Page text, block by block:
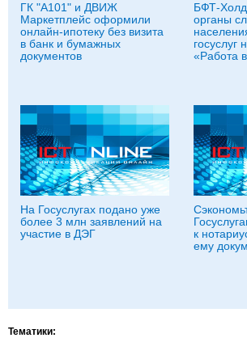
ГК "А101" и ДВИЖ
Маркетплейс оформили
онлайн-ипотеку без визита
в банк и бумажных
документов
БФТ-
органы
госуслуг
«Работа
На Госуслугах подано уже
более 3 млн заявлений на
участие в ДЭГ
к
ему
Тематики: